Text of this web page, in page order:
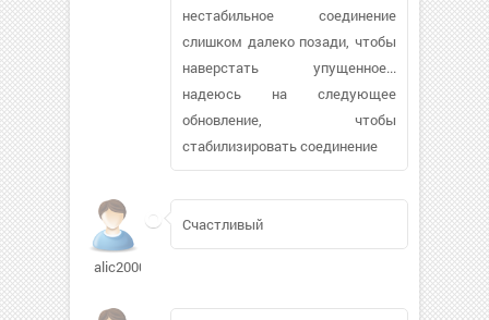
нестабильное соединение
слишком далеко позади, чтобы
наверстать упущенное...
надеюсь на следующее
обновление, чтобы
стабилизировать соединение
alic2000
Счастливый